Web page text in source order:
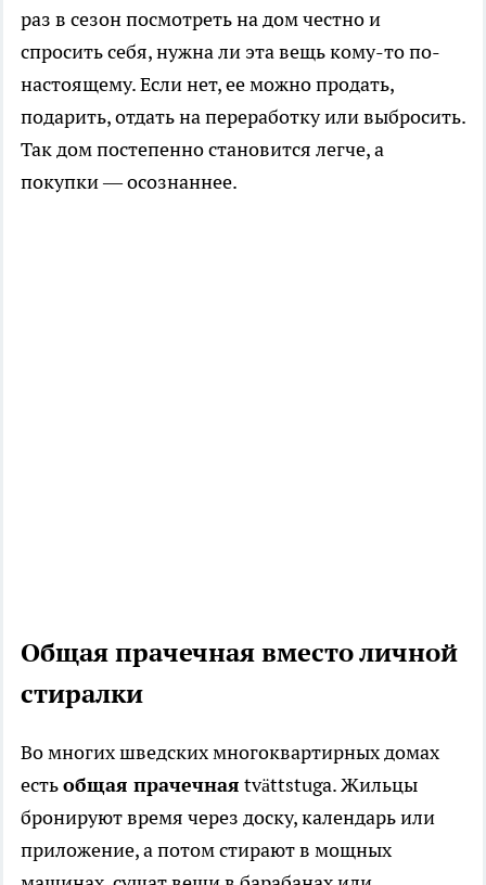
раз в сезон посмотреть на дом честно и
спросить себя, нужна ли эта вещь кому-то по-
настоящему. Если нет, ее можно продать,
подарить, отдать на переработку или выбросить.
Так дом постепенно становится легче, а
покупки — осознаннее.
Общая прачечная вместо личной
стиралки
Во многих шведских многоквартирных домах
естьобщая прачечная tvättstuga. Жильцы
бронируют время через доску, календарь или
приложение, а потом стирают в мощных